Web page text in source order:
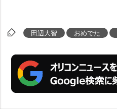
田辺大智 おめでた